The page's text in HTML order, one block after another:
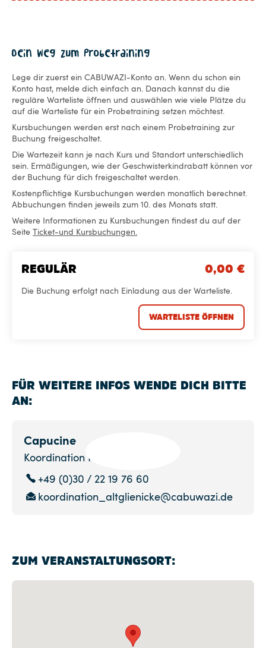
FÜR WEITERE INFOS WENDE DICH BITTE
AN:
Capucine
Koordination Kurse ab 9 Jahre
+49 (0)30 / 22 19 76 60
koordination_altglienicke@cabuwazi.de
ZUM VERANSTALTUNGSORT:
Dein Weg zum Probetraining
Lege dir zuerst ein CABUWAZI-Konto an. Wenn du schon ein
Konto hast, melde dich einfach an. Danach kannst du die
reguläre Warteliste öffnen und auswählen wie viele Plätze du
auf die Warteliste für ein Probetraining setzen möchtest.
Kursbuchungen werden erst nach einem Probetraining zur
Buchung freigeschaltet.
Die Wartezeit kann je nach Kurs und Standort unterschiedlich
sein. Ermäßigungen, wie der Geschwisterkindrabatt können vor
der Buchung für dich freigeschaltet werden.
Kostenpflichtige Kursbuchungen werden monatlich berechnet.
Abbuchungen finden jeweils zum 10. des Monats statt.
Weitere Informationen zu Kursbuchungen findest du auf der
Seite Ticket-und Kursbuchungen.
REGULÄR 0,00 €
Die Buchung erfolgt nach Einladung aus der Warteliste.
WARTELISTE ÖFFNEN